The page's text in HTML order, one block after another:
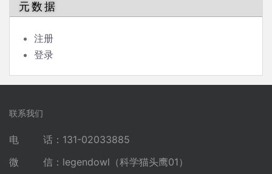
元数据
注册
登录
联系我们
电 话：131-02033885
微 信：legendowl（科学猫头鹰01）